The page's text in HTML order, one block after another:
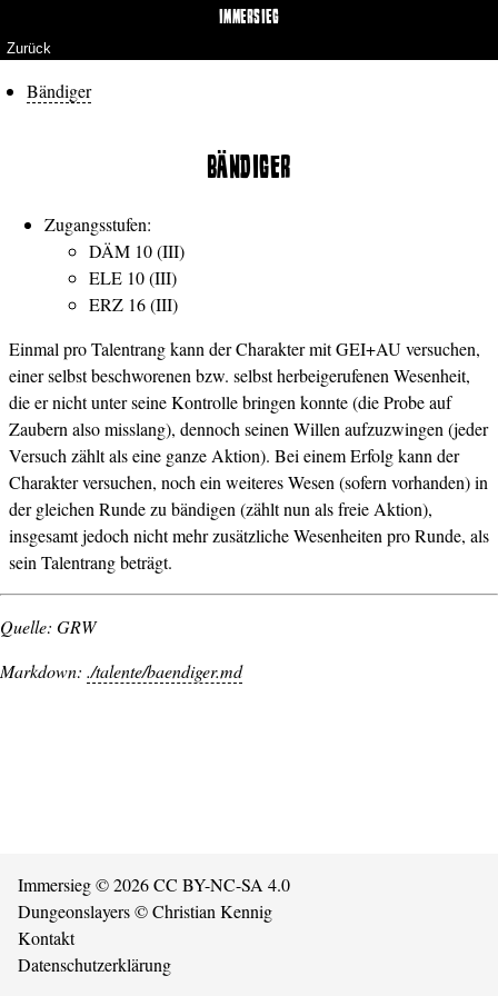
IMMERSIEG
Zurück
Bändiger
BÄNDIGER
Zugangsstufen:
DÄM 10 (III)
ELE 10 (III)
ERZ 16 (III)
Einmal pro Talentrang kann der Charakter mit GEI+AU versuchen,
einer selbst beschworenen bzw. selbst herbeigerufenen Wesenheit,
die er nicht unter seine Kontrolle bringen konnte (die Probe auf
Zaubern also misslang), dennoch seinen Willen aufzuzwingen (jeder
Versuch zählt als eine ganze Aktion). Bei einem Erfolg kann der
Charakter versuchen, noch ein weiteres Wesen (sofern vorhanden) in
der gleichen Runde zu bändigen (zählt nun als freie Aktion),
insgesamt jedoch nicht mehr zusätzliche Wesenheiten pro Runde, als
sein Talentrang beträgt.
Quelle: GRW
Markdown: ./talente/baendiger.md
Immersieg© 2026CC BY-NC-SA 4.0
Dungeonslayers© Christian Kennig
Kontakt
Datenschutzerklärung